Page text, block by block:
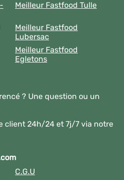
Meilleur Fastfood Tulle
Meilleur Fastfood
Lubersac
Meilleur Fastfood
Egletons
? Une question ou un
client 24h/24 et 7j/7 via notre
C.G.U